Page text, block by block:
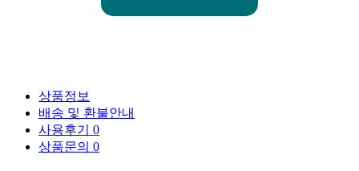
상품정보
배송 및 환불안내
사용후기 0
상품문의 0